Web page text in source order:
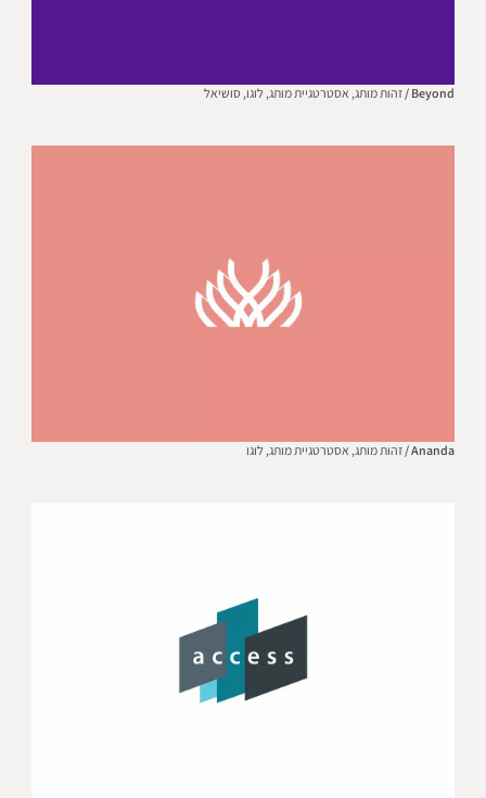
Beyond / זהות מותג, אסטרטגיית מותג, לוגו, סושיאל
Ananda / זהות מותג, אסטרטגיית מותג, לוגו